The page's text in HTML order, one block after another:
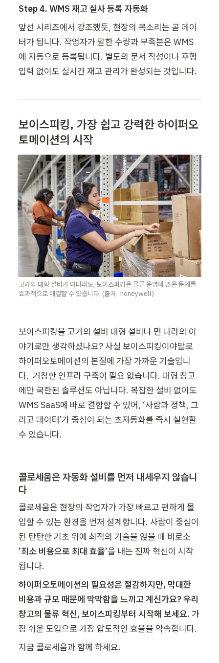
Step 4. WMS 재고 실사 등록 자동화
앞선 시리즈에서 강조했듯, 현장의 목소리는 곧 데이
터가 됩니다. 작업자가 말한 수량과 부족분은 WMS
에 자동으로 등록됩니다. 별도의 문서 작성이나 후행
입력 없이도 실시간 재고 관리가 완성되는 것입니다.
보이스피킹, 가장 쉽고 강력한 하이퍼오
토메이션의 시작
고가의 대형 설비가 아니라도, 보이스피킹은 물류 운영의 많은 문제를
효과적으로 해결할 수 있습니다. (출처 : honeywell)
보이스피킹을 고가의 설비 대형 설비나 먼 나라의 이
야기로만 생각하셨나요? 사실 보이스피킹이야말로
하이퍼오토메이션의 본질에 가장 가까운 기술입니
다.  거창한 인프라 구축이 필요 없습니다. 대형 창고
에만 국한된 솔루션도 아닙니다. 복잡한 설비 없이도
WMS SaaS에 바로 결합할 수 있어, ‘사람과 정책, 그
리고 데이터’가 중심이 되는 초자동화를 즉시 실현할
수 있습니다.
콜로세움은 자동화 설비를 먼저 내세우지 않습니
다
콜로세움은 현장의 작업자가 가장 빠르고 편하게 몰
입할 수 있는 환경을 먼저 설계합니다. 사람이 중심이
’최소 비용으로 최대 효율’을 내는 진짜 혁신이 시작
됩니다.
하이퍼오토메이션의 필요성은 절감하지만, 막대한
비용과 규모 때문에 막막함을 느끼고 계신가요? 우리
창고의 물류 혁신, 보이스피킹부터 시작해 보세요. 가
장 쉬운 도입으로 가장 압도적인 효율을 약속합니다.
지금 콜로세움과 함께 하세요.